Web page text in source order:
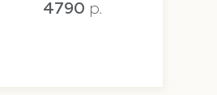
4790 p.